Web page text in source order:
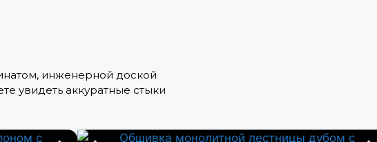
инженерной доской
увидеть аккуратные стыки